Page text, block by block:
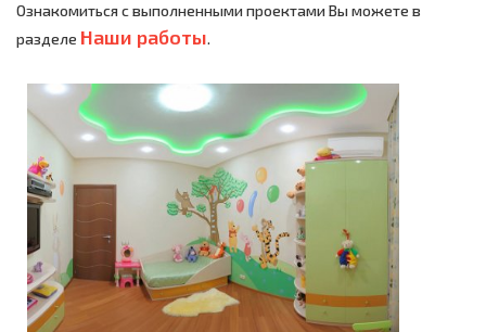
Ознакомиться с выполненными проектами Вы можете в
разделе Наши работы.